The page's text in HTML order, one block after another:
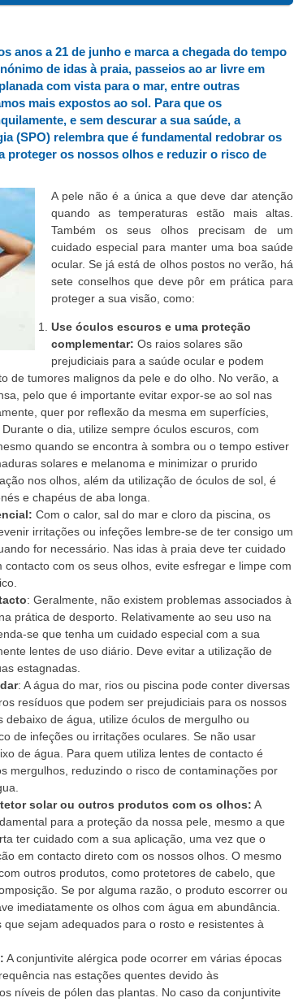
anos a 21 de junho e marca a chegada do tempo
de idas à praia, passeios ao ar livre em
com vista para o mar, entre outras
mais expostos ao sol. Para que os
e sem descurar a sua saúde, a
(SPO) relembra que é fundamental redobrar os
proteger os nossos olhos e reduzir o risco de
A pele não é a única a que deve dar atenção
quando as temperaturas estão mais altas.
Também os seus olhos precisam de um
cuidado especial para manter uma boa saúde
ocular. Se já está de olhos postos no verão, há
sete conselhos que deve pôr em prática para
proteger a sua visão, como:
Use óculos escuros e uma proteção
complementar: Os raios solares são
prejudiciais para a saúde ocular e podem
de tumores malignos da pele e do olho. No verão, a
pelo que é importante evitar expor-se ao sol nas
quer por reflexão da mesma em superfícies,
o dia, utilize sempre óculos escuros, com
quando se encontra à sombra ou o tempo estiver
solares e melanoma e minimizar o prurido
nos olhos, além da utilização de óculos de sol, é
e chapéus de aba longa.
Com o calor, sal do mar e cloro da piscina, os
irritações ou infeções lembre-se de ter consigo um
for necessário. Nas idas à praia deve ter cuidado
com os seus olhos, evite esfregar e limpe com
: Geralmente, não existem problemas associados à
prática de desporto. Relativamente ao seu uso na
se que tenha um cuidado especial com a sua
lentes de uso diário. Deve evitar a utilização de
estagnadas.
: A água do mar, rios ou piscina pode conter diversas
resíduos que podem ser prejudiciais para os nossos
debaixo de água, utilize óculos de mergulho ou
de infeções ou irritações oculares. Se não usar
de água. Para quem utiliza lentes de contacto é
mergulhos, reduzindo o risco de contaminações por
solar ou outros produtos com os olhos: A
para a proteção da nossa pele, mesmo a que
ter cuidado com a sua aplicação, uma vez que o
em contacto direto com os nossos olhos. O mesmo
outros produtos, como protetores de cabelo, que
Se por alguma razão, o produto escorrer ou
imediatamente os olhos com água em abundância.
sejam adequados para o rosto e resistentes à
A conjuntivite alérgica pode ocorrer em várias épocas
nas estações quentes devido às
níveis de pólen das plantas. No caso da conjuntivite